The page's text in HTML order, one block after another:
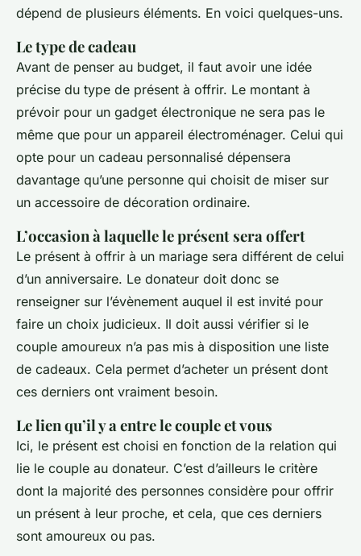
dépend de plusieurs éléments. En voici quelques-uns.
Le type de cadeau
Avant de penser au budget, il faut avoir une idée
précise du type de présent à offrir. Le montant à
prévoir pour un gadget électronique ne sera pas le
même que pour un appareil électroménager. Celui qui
opte pour un cadeau personnalisé dépensera
davantage qu’une personne qui choisit de miser sur
un accessoire de décoration ordinaire.
L’occasion à laquelle le présent sera offert
Le présent à offrir à un mariage sera différent de celui
d’un anniversaire. Le donateur doit donc se
renseigner sur l’évènement auquel il est invité pour
faire un choix judicieux. Il doit aussi vérifier si le
couple amoureux n’a pas mis à disposition une liste
de cadeaux. Cela permet d’acheter un présent dont
ces derniers ont vraiment besoin.
Le lien qu’il y a entre le couple et vous
Ici, le présent est choisi en fonction de la relation qui
lie le couple au donateur. C’est d’ailleurs le critère
dont la majorité des personnes considère pour offrir
un présent à leur proche, et cela, que ces derniers
sont amoureux ou pas.